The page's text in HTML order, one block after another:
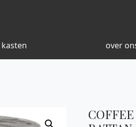
kasten over